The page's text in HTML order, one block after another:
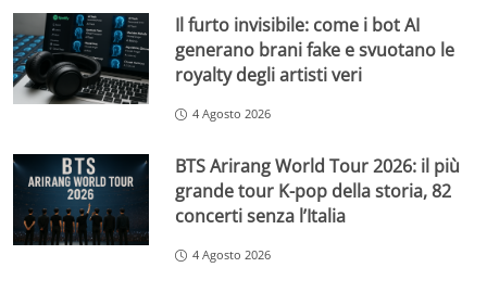
Il furto invisibile: come i bot AI
generano brani fake e svuotano le
royalty degli artisti veri
4 Agosto 2026
BTS Arirang World Tour 2026: il più
grande tour K-pop della storia, 82
concerti senza l’Italia
4 Agosto 2026